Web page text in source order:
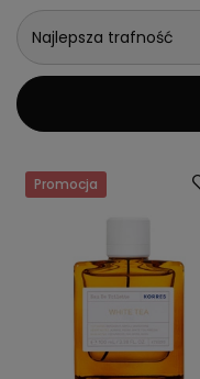
atrakcyjnie i przede
idealnego zapachu,
znajdziecie go w
Najlepsza trafność
Promocja